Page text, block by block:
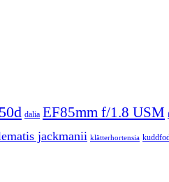
dalia EF85mm f/1.8 USM
jackmanii klätterhortensia